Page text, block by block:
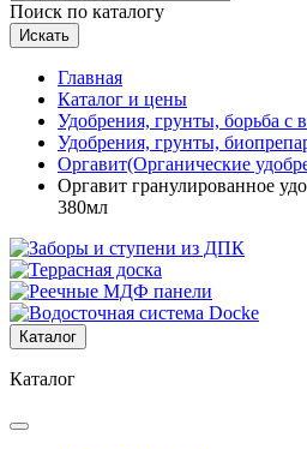
Поиск по каталогу
Искать
Главная
Каталог и цены
Удобрения, грунты, борьба с
Удобрения, грунты,
Оргавит(Органические
Оргавит гранулированное
380мл
Каталог
Каталог